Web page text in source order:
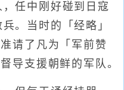
任中刚好碰到日寇
。当时的「经略」
请了凡为「军前赞
导支援朝鲜的军队。